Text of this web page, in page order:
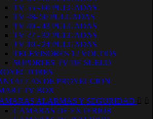
TV 55 - 60 PULGADAS
TV 48- 50 PULGADAS
TV 40 - 43 PULGADAS
TV 27 - 32 PULGADAS
TV 10 - 24 PULGADAS
TELEVISORES 12 VOLTIOS
SOPORTES TV DE SUELO
DE PROYECCION
TV BOX
ALARMAS Y SEGURIDAD  
CAMARAS DE EXTERIOR